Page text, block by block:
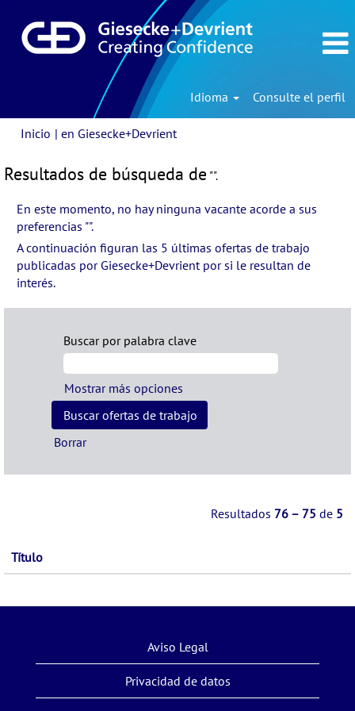
Idioma Consulte el perfil
Inicio | en Giesecke+Devrient(página
Resultados de búsqueda de "".
En este momento, no hay ninguna vacante acorde a sus
preferencias "".
A continuación figuran las 5 últimas ofertas de trabajo
publicadas por Giesecke+Devrient por si le resultan de
interés.
Buscar por palabra clave
Mostrar más opciones
Borrar
Resultados 76 – 75 de 5
Título
Aviso Legal
Privacidad de datos